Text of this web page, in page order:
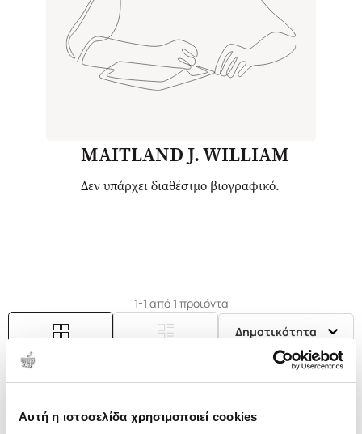
Αυτή η ιστοσελίδα χρησιμοποιεί cookies
MAITLAND J. WILLIAM
Δεν υπάρχει διαθέσιμο βιογραφικό.
1-1 από 1 προϊόντα
Δημοτικότητα